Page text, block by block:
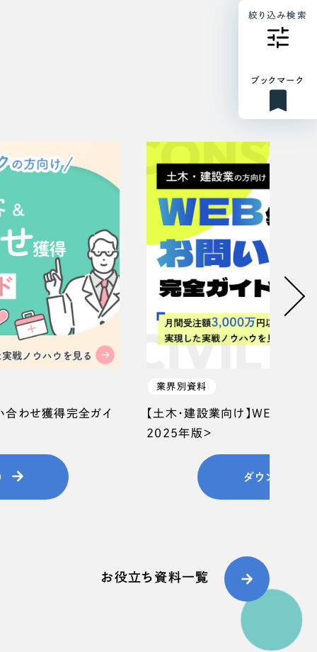
絞り込み検索
ブックマーク
合わせ獲得完全ガイ
業界別資料
【土木・建設業向け】WEB集客
2025年版＞
ダウンロード
お役立ち資料一覧